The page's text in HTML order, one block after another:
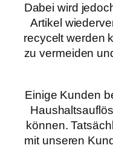
Dabei wird
Artikel
recycelt werden
zu vermeiden
Einige Kunden
können.
mit unseren